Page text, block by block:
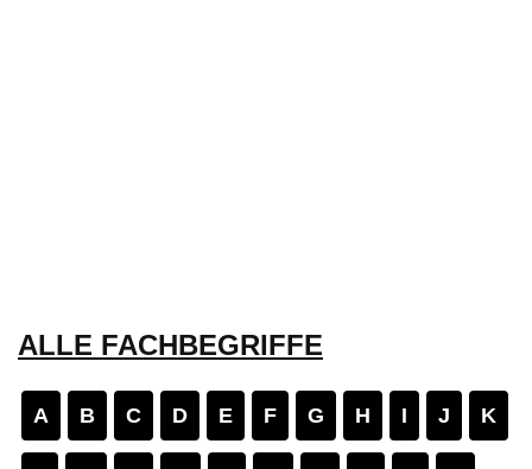
ALLE FACHBEGRIFFE
A B C D E F G H I J K